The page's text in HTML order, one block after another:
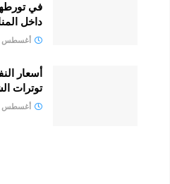
في
داخل
أغسطس 7, 2026
أسعار
توترات
أغسطس 7, 2026